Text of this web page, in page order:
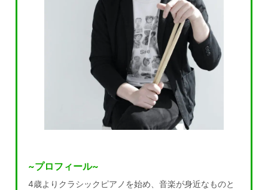
~プロフィール~
4歳よりクラシックピアノを始め、音楽が身近なものと